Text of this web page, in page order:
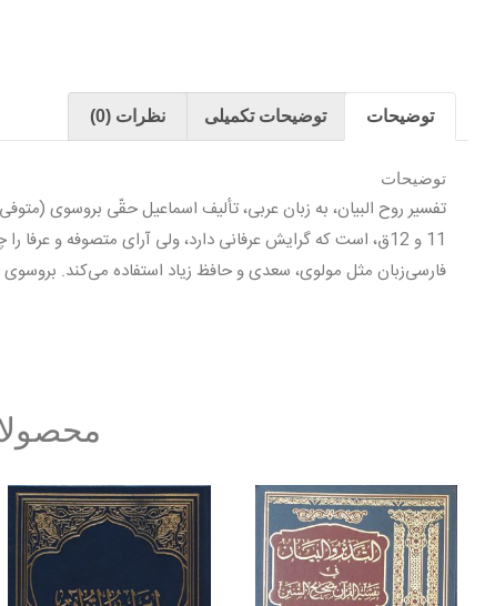
توضیحات توضیحات تکمیلی نظرات (0)
توضیحات
11 و 12ق، است كه گرايش عرفانى دارد، ولى آراى متصوفه و
فارسى‌زبان مثل مولوى، سعدى و حافظ زياد استفاده مى‌كند. بروسوى در سال 1117ق، از تأليف «تفسير روح البيان»